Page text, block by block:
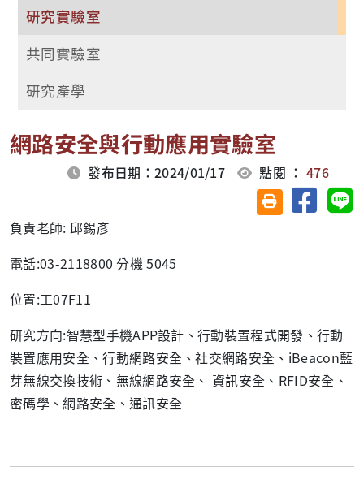
研究實驗室
共同實驗室
研究產學
網路安全與行動應用實驗室
發布日期：2024/01/17 點閱 ：476
友善列印(另開視
分享至
負責老師: 邱錫彥
電話:03-2118800 分機 5045
位置:工07F11
研究方向:智慧型手機APP設計、行動裝置程式開發、行動
裝置應用安全、行動網路安全、社交網路安全、iBeacon藍
芽無線交換技術、無線網路安全、 資訊安全、RFID安全、
密碼學、網路安全、通訊安全